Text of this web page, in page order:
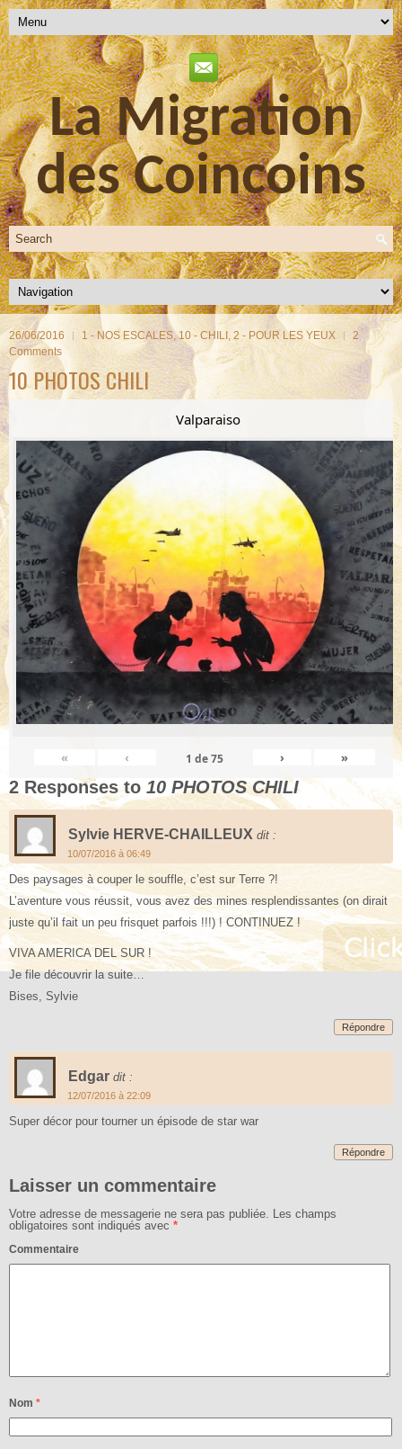
La Migration
des Coincoins
26/06/2016 1 - NOS ESCALES,10 - CHILI,2 - POUR LES YEUX
2
Comments
10 PHOTOS CHILI
Valparaiso
« ‹ 1 de75 › »
2 Responses to 10 PHOTOS CHILI
Sylvie HERVE-CHAILLEUX dit :
10/07/2016 à 06:49
Des paysages à couper le souffle, c’est sur Terre ?!
L’aventure vous réussit, vous avez des mines resplendissantes (on dirait
juste qu’il fait un peu frisquet parfois !!!) ! CONTINUEZ !
VIVA AMERICA DEL SUR !
Je file découvrir la suite…
Bises, Sylvie
Répondre
Edgar dit :
12/07/2016 à 22:09
Super décor pour tourner un épisode de star war
Répondre
Laisser un commentaire
Votre adresse de messagerie ne sera pas publiée. Les champs
obligatoires sont indiqués avec *
Commentaire
Nom *